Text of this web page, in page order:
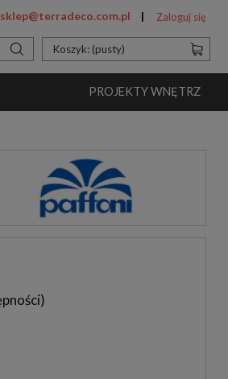
sklep@terradeco.com.pl Zaloguj się
Koszyk: (pusty)
PROJEKTY WNĘTRZ